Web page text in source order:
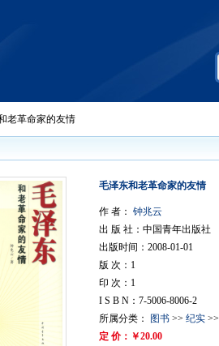
老革命家的友情
毛泽东和老革命家的友情
作 者： 钟兆云
出 版 社：中国青年出版社
出版时间：2008-01-01
版 次：1
印 次：1
I S B N：7-5006-8006-2
所属分类：
图书 >> 纪实 >>
定 价：￥20.00